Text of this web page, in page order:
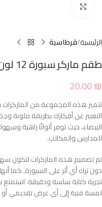
الرئيسية قرطاسية
طقم ماركر سبورة 12 لون XSG
20.00₪
التعبير عن أفكارك بطريقة ملونة
البيضاء، حيث توفر ألوانًا زاهية
للمدارس والمكاتب.
تم تصميم هذه الماركرات لتكون
دون ترك أي أثر على السبورة. كما
تجربة كتابة سلسة ودقيقة. استمتع
لمسة فنية إلى أي عرض تقديمي